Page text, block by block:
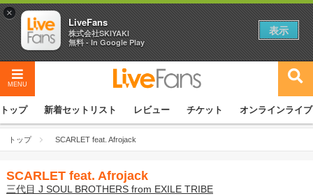
MENU
トップ 新着セットリスト レビュー チケット オンラインライブ
トップ SCARLET feat. Afrojack
SCARLET feat. Afrojack
三代目 J SOUL BROTHERS from EXILE TRIBE
×
LiveFans
株式会社SKIYAKI
無料 - In Google Play
表示